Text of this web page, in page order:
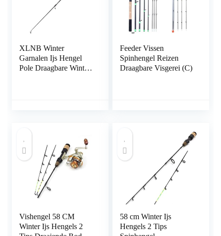
XLNB Winter
Garnalen Ijs Hengel
Pole Draagbare Winter
Feeder Vissen
Spinhengel Reizen
Draagbare Visgerei (C)
Vishengel 58 CM
Winter Ijs Hengels 2
58 cm Winter Ijs
Hengels 2 Tips